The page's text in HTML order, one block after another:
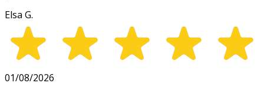
Elsa G.
01/08/2026